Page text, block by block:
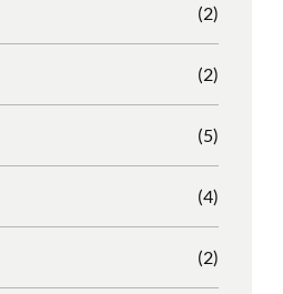
(2)
(2)
(5)
(4)
(2)